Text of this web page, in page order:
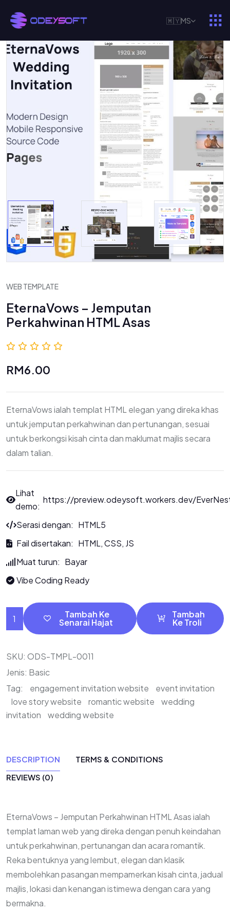
🇲🇾MS
WEB TEMPLATE
EternaVows – Jemputan
Perkahwinan HTML Asas
RM6.00
EternaVows ialah templat HTML elegan yang direka khas
untuk jemputan perkahwinan dan pertunangan, sesuai
untuk berkongsi kisah cinta dan maklumat majlis secara
dalam talian.
Lihat
demo:
https://preview.odeysoft.workers.dev/
Serasi dengan: HTML5
Fail disertakan: HTML, CSS, JS
Muat turun: Bayar
Vibe Coding Ready
Tambah Ke
Senarai Hajat
Tambah
Ke Troli
SKU: ODS-TMPL-0011
Jenis: Basic
Tag:
engagement invitation website
event invitation
love story website
romantic website
wedding
invitation
wedding website
DESCRIPTION
TERMS & CONDITIONS
REVIEWS (0)
EternaVows – Jemputan Perkahwinan HTML Asas ialah
templat laman web yang direka dengan penuh keindahan
untuk perkahwinan, pertunangan dan acara romantik.
Reka bentuknya yang lembut, elegan dan klasik
membolehkan pasangan mempamerkan kisah cinta, jadual
majlis, lokasi dan kenangan istimewa dengan cara yang
bermakna.